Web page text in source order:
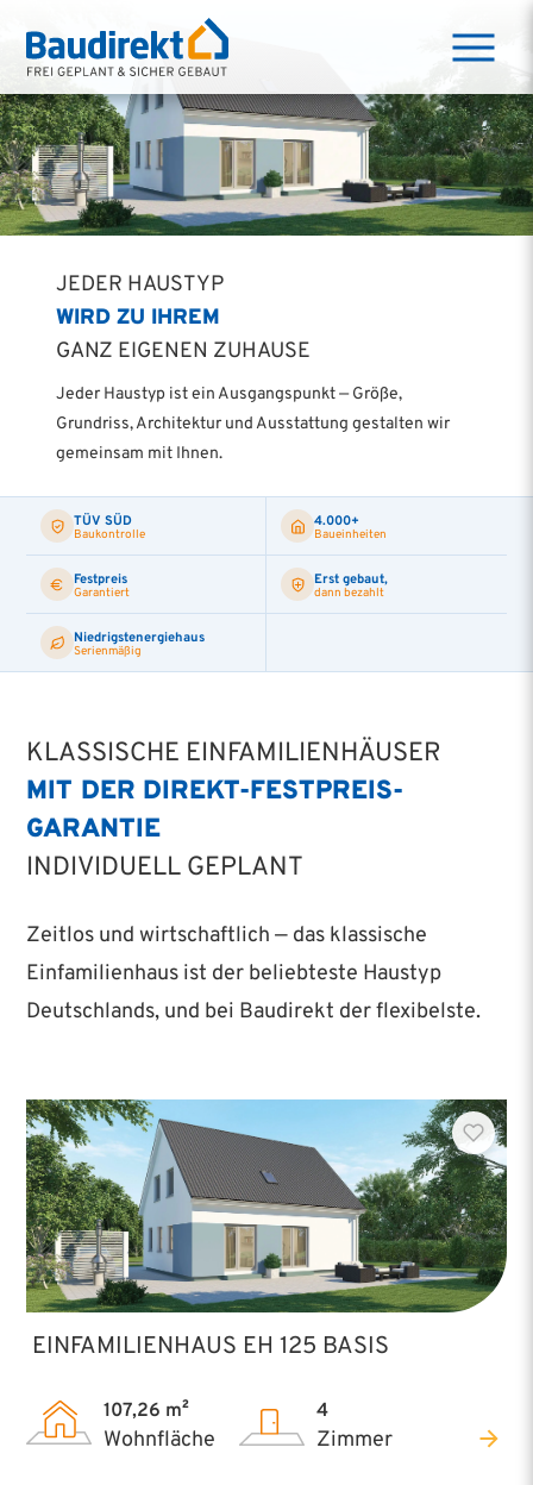
JEDER HAUSTYP
WIRD ZU IHREM
GANZ EIGENEN ZUHAUSE
Jeder Haustyp ist ein Ausgangspunkt — Größe,
Grundriss, Architektur und Ausstattung gestalten wir
gemeinsam mit Ihnen.
TÜV SÜD
Baukontrolle
4.000+
Baueinheiten
Festpreis
Garantiert
Erst gebaut,
dann bezahlt
Niedrigstenergiehaus
Serienmäßig
KLASSISCHE EINFAMILIENHÄUSER
MIT DER DIREKT-FESTPREIS-
GARANTIE
INDIVIDUELL GEPLANT
Zeitlos und wirtschaftlich — das klassische
Einfamilienhaus ist der beliebteste Haustyp
Deutschlands, und bei Baudirekt der flexibelste.
EINFAMILIENHAUS EH 125 BASIS
107,26 m²
Wohnfläche
4
Zimmer